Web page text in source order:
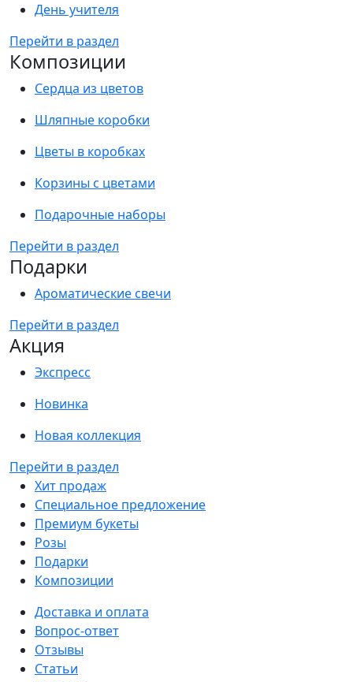
День учителя
Перейти в раздел
Композиции
Сердца из цветов
Шляпные коробки
Цветы в коробках
Корзины с цветами
Подарочные наборы
Перейти в раздел
Подарки
Ароматические свечи
Перейти в раздел
Акция
Экспресс
Новинка
Новая коллекция
Перейти в раздел
Хит продаж
Специальное предложение
Премиум букеты
Розы
Подарки
Композиции
Доставка и оплата
Вопрос-ответ
Отзывы
Статьи